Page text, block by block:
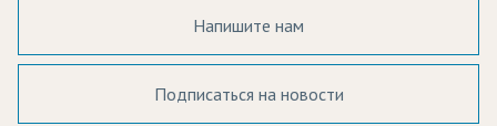
Напишите нам
Подписаться на новости